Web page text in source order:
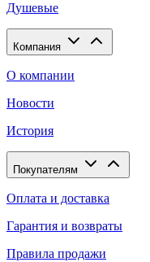
Душевые
Компания
О компании
Новости
История
Покупателям
Оплата и доставка
Гарантия и возвраты
Правила продажи